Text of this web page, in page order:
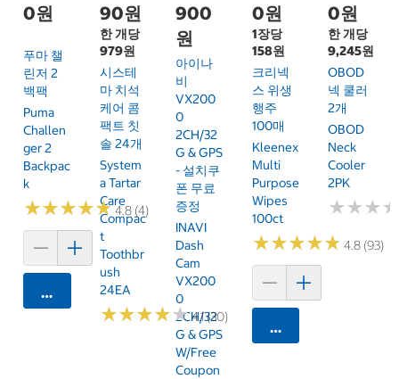
0원
푸마 챌
린저 2
백팩
Puma
Challen
Ger 2
Backpac
K
★★★★★
★★★★★4.8 (4)
카트에 담기
90원
한 개당
979원
시스테
마 치석
케어 콤
팩트 칫
솔 24개
System
A Tartar
Care
Compac
T
Toothbr
Ush
24EA
★★★★★
★★★★★4.1 (30)
900
원
아이나
비
VX200
0
2CH/32
G & GPS
- 설치쿠
폰 무료
증정
INAVI
Dash
Cam
VX200
0
2CH/32
G & GPS
W/Free
Coupon
0원
1장당
158원
크리넥
스 위생
행주
100매
Kleenex
Multi
Purpose
Wipes
100ct
★★★★★
★★★★★ 4.8 (93)
카트에 담기
0원
한 개당
9,245원
OBOD
넥 쿨러
2개
OBOD
Neck
Cooler
2PK
★★★
★★★